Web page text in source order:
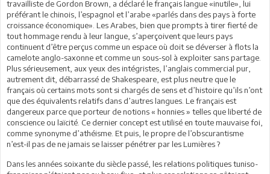
travailliste de Gordon Brown, a déclaré le français langue «inutile», lui
préférant le chinois, l’espagnol et l’arabe «parlés dans des pays à forte
croissance économique». Les Arabes, bien que prompts à tirer fierté de
tout hommage rendu à leur langue, s’aperçoivent que leurs pays
continuent d’être perçus comme un espace où doit se déverser à flots la
camelote anglo-saxonne et comme un sous-sol à exploiter sans partage.
Plus sérieusement, aux yeux des intégristes, l’anglais commercial pur,
autrement dit, débarrassé de Shakespeare, est plus neutre que le
français où certains mots sont si chargés de sens et d’histoire qu’ils n’ont
que des équivalents relatifs dans d’autres langues. Le français est
dangereux parce que porteur de notions « honnies » telles que liberté de
conscience ou laïcité. Ce dernier concept est utilisé en toute mauvaise foi,
comme synonyme d’athéisme. Et puis, le propre de l’obscurantisme
n’est-il pas de ne jamais se laisser pénétrer par les Lumières ?
Dans les années soixante du siècle passé, les relations politiques tuniso-